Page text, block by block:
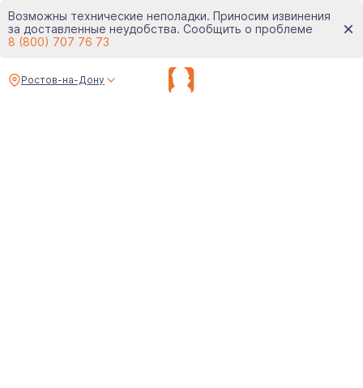
Возможны технические неполадки. Приносим извинения
за доставленные неудобства. Сообщить о проблеме
8 (800) 707 76 73
Ростов-на-Дону